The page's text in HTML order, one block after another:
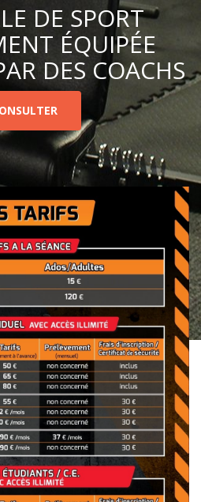
DE SPORT
ÉQUIPÉE
DES COACHS